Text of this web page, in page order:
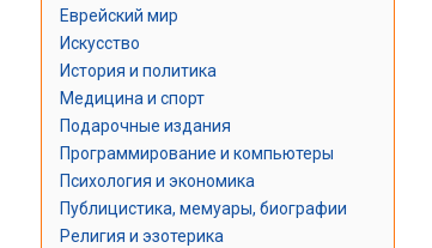
Еврейский мир
Искусство
История и политика
Медицина и спорт
Подарочные издания
Программирование и компьютеры
Психология и экономика
Публицистика, мемуары, биографии
Религия и эзотерика